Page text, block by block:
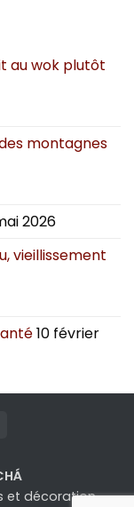
au wok plutôt
montagnes
2026
vieillissement
10 février
et décoration